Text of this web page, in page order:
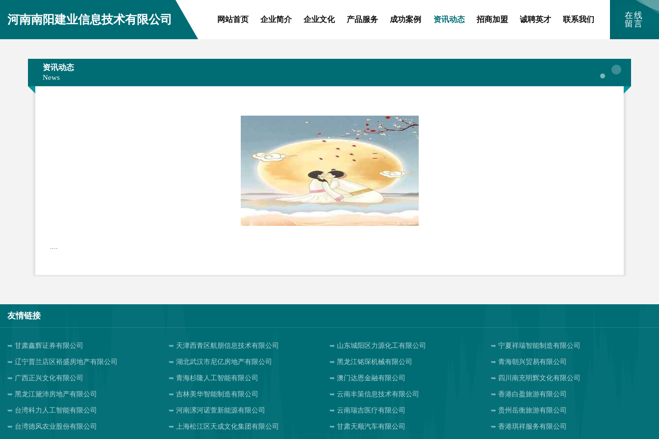
河南南阳建业信息技术有限公司 网站首页 企业简介 企业文化 产品服务 成功案例 资讯动态 招商加盟 诚聘英才 联系我们
在线
留言
资讯动态
News
....
友情链接
甘肃鑫辉证券有限公司 天津西青区航朋信息技术有限公司 山东城阳区力源化工有限公司 宁夏祥瑞智能制造有限公司
辽宁普兰店区裕盛房地产有限公司 湖北武汉市尼亿房地产有限公司 黑龙江铭琛机械有限公司 青海朝兴贸易有限公司
广西正兴文化有限公司 青海杉隆人工智能有限公司 澳门达恩金融有限公司 四川南充明辉文化有限公司
黑龙江黛沛房地产有限公司 吉林美华智能制造有限公司 云南丰策信息技术有限公司 香港白盈旅游有限公司
台湾科力人工智能有限公司 河南漯河诺萱新能源有限公司 云南瑞吉医疗有限公司 贵州岳衡旅游有限公司
台湾德风农业股份有限公司 上海松江区天成文化集团有限公司 甘肃天顺汽车有限公司 香港琪祥服务有限公司